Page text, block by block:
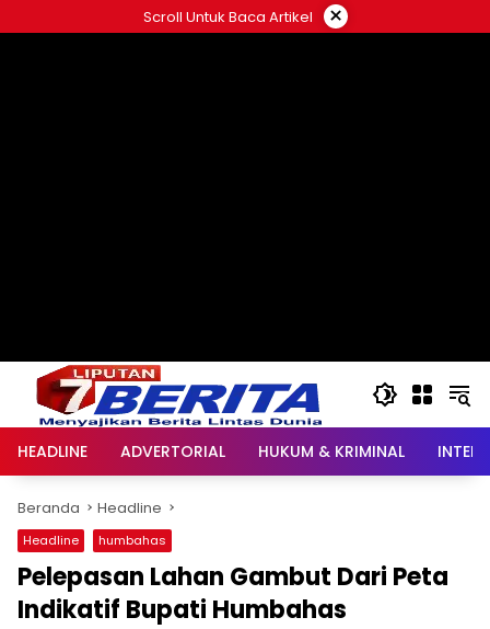
ke
Scroll Untuk Baca Artikel ×
HEADLINE ADVERTORIAL HUKUM & KRIMINAL
Beranda Headline
Headline humbahas
Pelepasan Lahan Gambut Dari Peta
Indikatif Bupati Humbahas